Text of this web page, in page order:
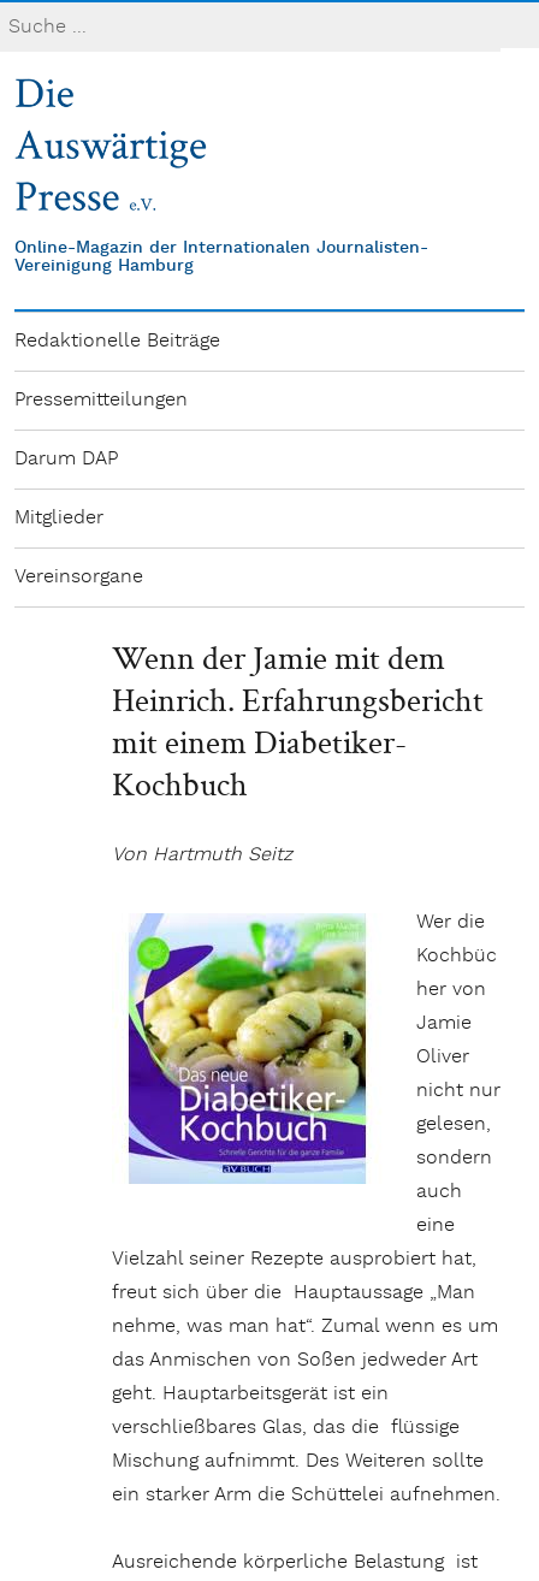
Online-Magazin der Internationalen Journalisten-
Vereinigung Hamburg
Redaktionelle Beiträge
Pressemitteilungen
Darum DAP
Mitglieder
Vereinsorgane
Wenn der Jamie mit dem
Heinrich. Erfahrungsbericht
mit einem Diabetiker-
Kochbuch
Von Hartmuth Seitz
Wer die
Kochbüc
her von
Jamie
Oliver
nicht nur
gelesen,
sondern
auch
eine
Vielzahl seiner Rezepte ausprobiert hat,
freut sich über die Hauptaussage „Man
nehme, was man hat“. Zumal wenn es um
das Anmischen von Soßen jedweder Art
geht. Hauptarbeitsgerät ist ein
verschließbares Glas, das die flüssige
Mischung aufnimmt. Des Weiteren sollte
ein starker Arm die Schüttelei aufnehmen.
Ausreichende körperliche Belastung ist